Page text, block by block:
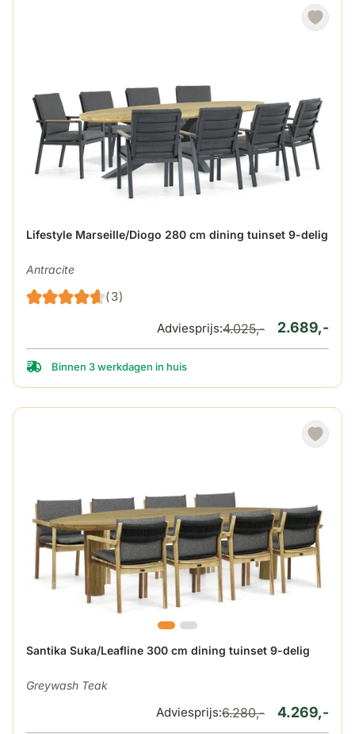
Lifestyle Marseille/Diogo 280 cm dining tuinset 9-delig
Antracite
(3)
De prijs is afhankelijk van de gekozen opties op de
2.689,-
Adviesprijs:4.025,-
Binnen 3 werkdagen in huis
Santika Suka/Leafline 300 cm dining tuinset 9-delig
Greywash Teak
De prijs is afhankelijk van de gekozen opties op de
4.269,-
Adviesprijs:6.280,-